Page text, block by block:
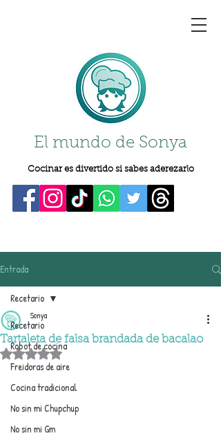
El mundo de Sonya
Cocinar es divertido si sabes aderezarlo
Entrada
Recetario
Robot de cocina
Freidoras de aire
Cocina tradicional
No sin mi Chupchup
No sin mi Gm
Recetario
Tartaleta de falsa brandada de bacalao
Sonya
Obtuvo NaN de 5 estrellas.